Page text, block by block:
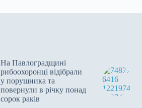
На Павлоградщині
рибоохоронці відібрали
у порушника та
повернули в річку понад
сорок раків